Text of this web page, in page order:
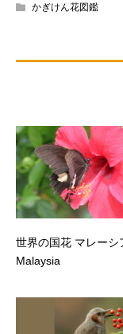
かぎけん花図鑑
世界の国花 マレーシ
Malaysia